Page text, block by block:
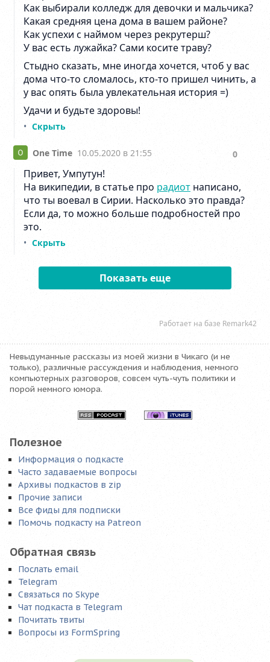
Невыдуманные рассказы из моей жизни в Чикаго (и не
только), различные рассуждения и наблюдения, немного
компьютерных разговоров, совсем чуть-чуть политики и
порой немного юмора.
Полезное
Информация о подкасте
Часто задаваемые вопросы
Архивы подкастов в zip
Прочие записи
Все фиды для подписки
Помочь подкасту на Patreon
Обратная связь
Послать email
Telegram
Связаться по Skype
Чат подкаста в Telegram
Почитать твиты
Вопросы из FormSpring